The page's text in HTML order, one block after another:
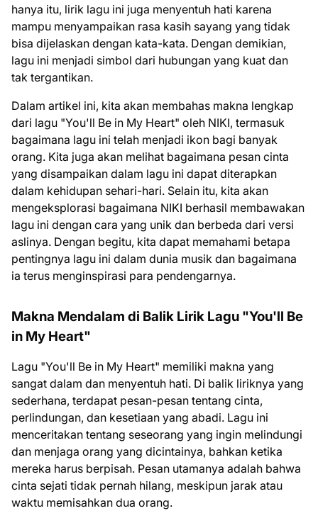
hanya itu, lirik lagu ini juga menyentuh hati karena
mampu menyampaikan rasa kasih sayang yang tidak
bisa dijelaskan dengan kata-kata. Dengan demikian,
lagu ini menjadi simbol dari hubungan yang kuat dan
tak tergantikan.
Dalam artikel ini, kita akan membahas makna lengkap
dari lagu "You'll Be in My Heart" oleh NIKI, termasuk
bagaimana lagu ini telah menjadi ikon bagi banyak
orang. Kita juga akan melihat bagaimana pesan cinta
yang disampaikan dalam lagu ini dapat diterapkan
dalam kehidupan sehari-hari. Selain itu, kita akan
mengeksplorasi bagaimana NIKI berhasil membawakan
lagu ini dengan cara yang unik dan berbeda dari versi
aslinya. Dengan begitu, kita dapat memahami betapa
pentingnya lagu ini dalam dunia musik dan bagaimana
ia terus menginspirasi para pendengarnya.
Makna Mendalam di Balik Lirik Lagu "You'll Be
in My Heart"
Lagu "You'll Be in My Heart" memiliki makna yang
sangat dalam dan menyentuh hati. Di balik liriknya yang
sederhana, terdapat pesan-pesan tentang cinta,
perlindungan, dan kesetiaan yang abadi. Lagu ini
menceritakan tentang seseorang yang ingin melindungi
dan menjaga orang yang dicintainya, bahkan ketika
mereka harus berpisah. Pesan utamanya adalah bahwa
cinta sejati tidak pernah hilang, meskipun jarak atau
waktu memisahkan dua orang.